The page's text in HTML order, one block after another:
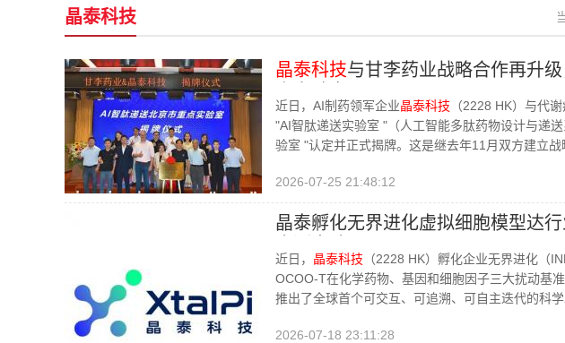
晶泰科技
晶泰科技与甘李药业战略合作再升
近日，AI制药领军企业晶泰科技 （2228 HK）与代
"AI智肽递送实验室 "（人工智能多肽药物设计与递
验室 "认定并正式揭牌。这是继去年11月双方建立战
2026-07-25 21:48:12
晶泰孵化无界进化虚拟细胞模型达
近日， 晶泰科技 （2228 HK）孵化企业无界进化（
OCOO-T在化学药物、基因和细胞因子三大扰动基
推出了全球首个可交互、可追溯、可自主迭代的科
2026-07-18 23:11:28